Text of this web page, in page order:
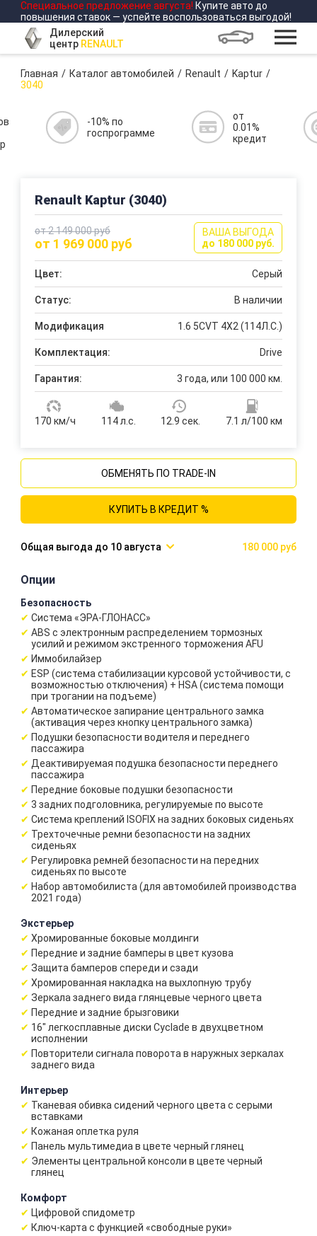
Специальное предложение августа! Купите авто до
повышения ставок — успейте воспользоваться выгодой!
Дилерский
центр RENAULT
Главная Каталог автомобилей Renault
Kaptur
3040
-10% по
госпрограмме
от
0.01%
кредит
Renault Kaptur (3040)
от 2 149 000 руб
от 1 969 000 руб
ВАША ВЫГОДА
до 180 000 руб.
Цвет: Серый
Статус: В наличии
Модификация 1.6 5CVT 4X2 (114Л.С.)
Комплектация: Drive
Гарантия: 3 года, или 100 000 км.
170 км/ч 114 л.с. 12.9 сек. 7.1 л/100 км
КУПИТЬ В КРЕДИТ %
ОБМЕНЯТЬ ПО TRADE-IN
10 августа 180 000 руб
Опции
Безопасность
Система «ЭРА-ГЛОНАСС»
ABS с электронным распределением тормозных
усилий и режимом экстренного торможения AFU
Иммобилайзер
ESP (система стабилизации курсовой устойчивости, c
возможностью отключения) + HSA (система помощи
при трогании на подъеме)
Автоматическое запирание центрального замка
(активация через кнопку центрального замка)
Подушки безопасности водителя и переднего
пассажира
Деактивируемая подушка безопасности переднего
пассажира
Передние боковые подушки безопасности
3 задних подголовника, регулируемые по высоте
Система креплений ISOFIX на задних боковых сиденьях
Трехточечные ремни безопасности на задних
сиденьях
Регулировка ремней безопасности на передних
сиденьях по высоте
Набор автомобилиста (для автомобилей производства
2021 года)
Экстерьер
Хромированные боковые молдинги
Передние и задние бамперы в цвет кузова
Защита бамперов спереди и сзади
Хромированная накладка на выхлопную трубу
Зеркала заднего вида глянцевые черного цвета
Передние и задние брызговики
16" легкосплавные диски Cyclade в двухцветном
исполнении
Повторители сигнала поворота в наружных зеркалах
заднего вида
Интерьер
Тканевая обивка сидений черного цвета c серыми
вставками
Кожаная оплетка руля
Панель мультимедиа в цвете черный глянец
Элементы центральной консоли в цвете черный
глянец
Комфорт
Цифровой спидометр
Ключ-карта с функцией «свободные руки»